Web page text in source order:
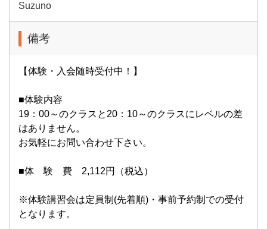
Suzuno
備考
【体験・入会随時受付中！】
■体験内容
19：00～のクラスと20：10～のクラスにレベルの差
はありません。
お気軽にお問い合わせ下さい。
■体 験 費 2,112円（税込）
※体験講習会は定員制(先着順)・事前予約制での受付
となります。